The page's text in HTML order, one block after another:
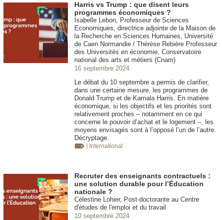
Harris vs Trump : que disent leurs
programmes économiques ?
Isabelle Lebon, Professeur de Sciences
Economiques, directrice adjointe de la Maison de
la Recherche en Sciences Humaines, Université
de Caen Normandie / Thérèse Rebière Professeur
des Universités en économie, Conservatoire
national des arts et métiers (Cnam)
16 septembre 2024
Le débat du 10 septembre a permis de clarifier,
dans une certaine mesure, les programmes de
Donald Trump et de Kamala Harris. En matière
économique, si les objectifs et les priorités sont
relativement proches – notamment en ce qui
concerne le pouvoir d’achat et le logement –, les
moyens envisagés sont à l’opposé l’un de l’autre.
Décryptage.
| International
Recruter des enseignants contractuels :
une solution durable pour l’Éducation
nationale ?
Célestine Lohier, Post-doctorante au Centre
d'études de l'emploi et du travail
10 septembre 2024